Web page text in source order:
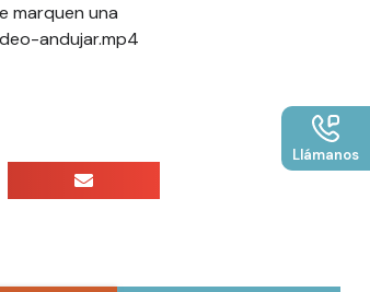
marquen una
andujar.mp4
Llámanos